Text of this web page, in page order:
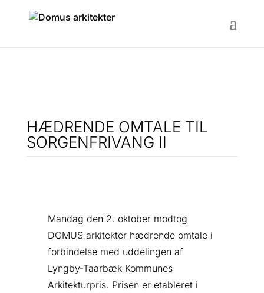
HÆDRENDE OMTALE TIL
SORGENFRIVANG II
Mandag den 2. oktober modtog
DOMUS arkitekter hædrende omtale i
forbindelse med uddelingen af
Lyngby-Taarbæk Kommunes
Arkitekturpris. Prisen er etableret i